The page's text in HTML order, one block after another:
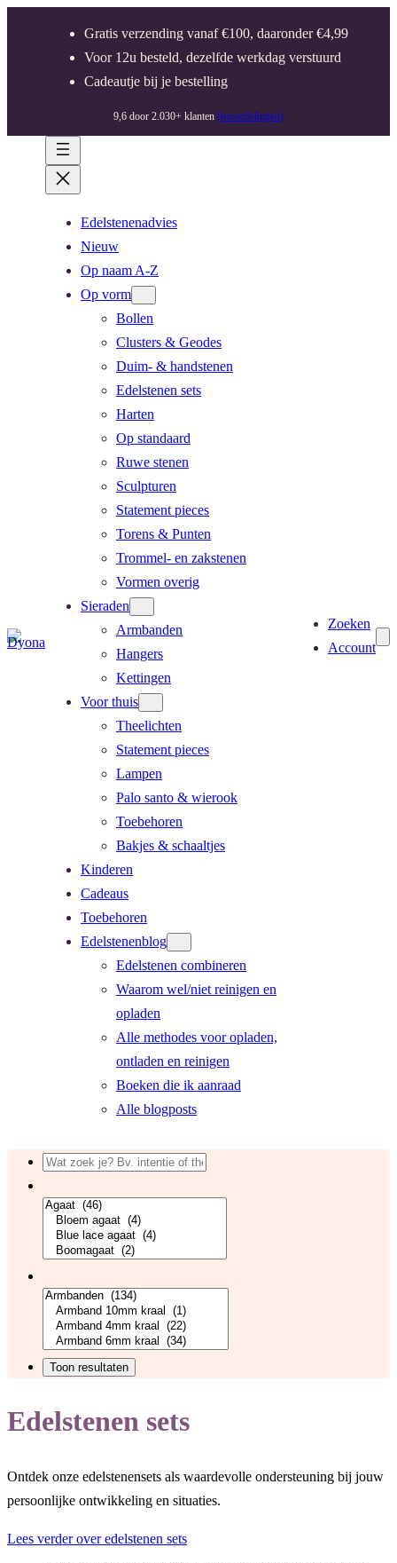
Gratis verzending vanaf €100, daaronder €4,99
Voor 12u besteld, dezelfde werkdag verstuurd
Cadeautje bij je bestelling
9,6 door 2.030+ klanten (beoordelingen)
Edelstenenadvies
Nieuw
Op naam A-Z
Op vorm
Bollen
Clusters & Geodes
Duim- & handstenen
Edelstenen sets
Harten
Op standaard
Ruwe stenen
Sculpturen
Statement pieces
Torens & Punten
Trommel- en zakstenen
Vormen overig
Sieraden
Armbanden
Hangers
Kettingen
Voor thuis
Theelichten
Statement pieces
Lampen
Palo santo & wierook
Toebehoren
Bakjes & schaaltjes
Kinderen
Cadeaus
Toebehoren
Edelstenenblog
Edelstenen combineren
Waarom wel/niet reinigen en
opladen
Alle methodes voor opladen,
ontladen en reinigen
Boeken die ik aanraad
Alle blogposts
Zoeken
Account
Edelstenen sets
Ontdek onze edelstenensets als waardevolle ondersteuning bij jouw
persoonlijke ontwikkeling en situaties.
Lees verder over edelstenen sets